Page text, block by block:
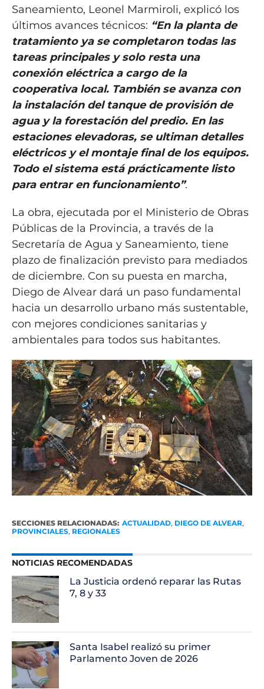
Saneamiento, Leonel Marmiroli, explicó los
últimos avances técnicos: “En la planta de
tratamiento ya se completaron todas las
tareas principales y solo resta una
conexión eléctrica a cargo de la
cooperativa local. También se avanza con
la instalación del tanque de provisión de
agua y la forestación del predio. En las
estaciones elevadoras, se ultiman detalles
eléctricos y el montaje final de los equipos.
Todo el sistema está prácticamente listo
para entrar en funcionamiento”.
La obra, ejecutada por el Ministerio de Obras
Públicas de la Provincia, a través de la
Secretaría de Agua y Saneamiento, tiene
plazo de finalización previsto para mediados
de diciembre. Con su puesta en marcha,
Diego de Alvear dará un paso fundamental
hacia un desarrollo urbano más sustentable,
con mejores condiciones sanitarias y
ambientales para todos sus habitantes.
SECCIONES RELACIONADAS: ACTUALIDAD, DIEGO DE ALVEAR,
PROVINCIALES, REGIONALES
NOTICIAS RECOMENDADAS
La Justicia ordenó reparar las Rutas
7, 8 y 33
Santa Isabel realizó su primer
Parlamento Joven de 2026